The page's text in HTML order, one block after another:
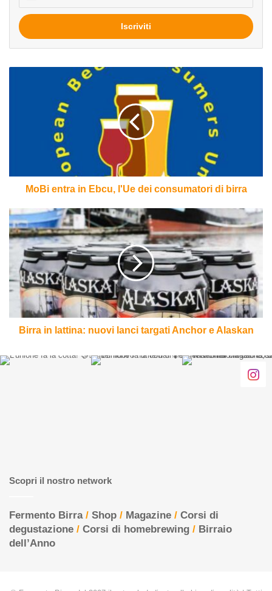
tua
mail
consumatori
birra
MoBi entra in Ebcu, l'Ue dei consumatori di birra
Birra
in
lattina:
nuovi
lanci
targati
Anchor
Alaskan
Birra in lattina: nuovi lanci targati Anchor e Alaskan
Scopri il nostro network
Fermento Birra/ Shop / Magazine / Corsi di
degustazione / Corsi di homebrewing / Birraio
dell’Anno